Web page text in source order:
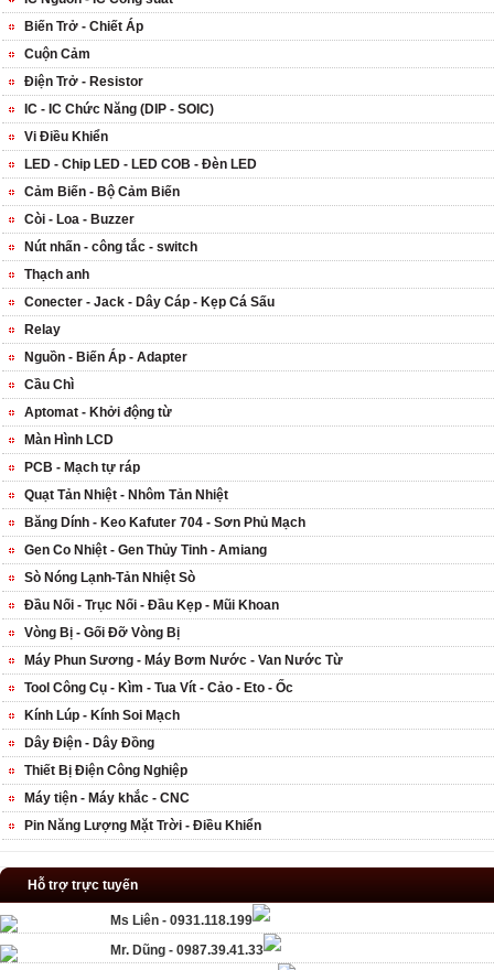
Biến Trở - Chiết Áp
Cuộn Cảm
Điện Trở - Resistor
IC - IC Chức Năng (DIP - SOIC)
Vi Điều Khiển
LED - Chip LED - LED COB - Đèn LED
Cảm Biến - Bộ Cảm Biến
Còi - Loa - Buzzer
Nút nhấn - công tắc - switch
Thạch anh
Conecter - Jack - Dây Cáp - Kẹp Cá Sấu
Relay
Nguồn - Biến Áp - Adapter
Cầu Chì
Aptomat - Khởi động từ
Màn Hình LCD
PCB - Mạch tự ráp
Quạt Tản Nhiệt - Nhôm Tản Nhiệt
Băng Dính - Keo Kafuter 704 - Sơn Phủ Mạch
Gen Co Nhiệt - Gen Thủy Tinh - Amiang
Sò Nóng Lạnh-Tản Nhiệt Sò
Đầu Nối - Trục Nối - Đầu Kẹp - Mũi Khoan
Vòng Bị - Gối Đỡ Vòng Bị
Máy Phun Sương - Máy Bơm Nước - Van Nước Từ
Tool Công Cụ - Kìm - Tua Vít - Cảo - Eto - Ốc
Kính Lúp - Kính Soi Mạch
Dây Điện - Dây Đồng
Thiết Bị Điện Công Nghiệp
Máy tiện - Máy khắc - CNC
Pin Năng Lượng Mặt Trời - Điều Khiển
Hỗ trợ trực tuyến
Ms Liên - 0931.118.199
Mr. Dũng - 0987.39.41.33